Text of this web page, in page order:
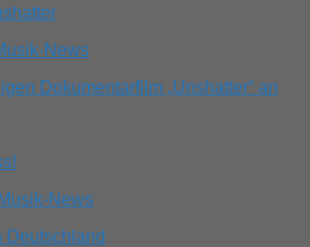
News
Dokumentarfilm „Unshatter“ an
Musik-News
Deutschland